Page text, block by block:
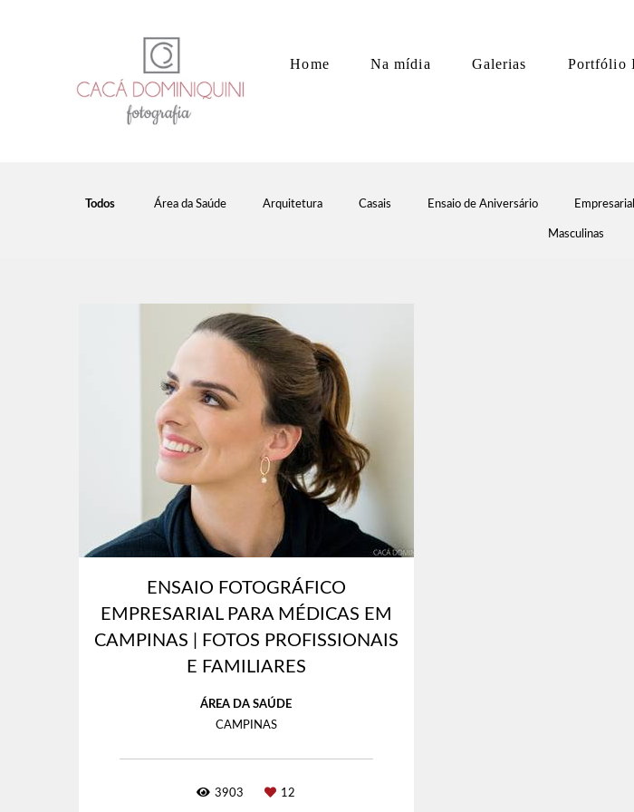
Home Na mídia Galerias Portfólio
Todos Área da Saúde Arquitetura Casais Ensaio de Aniversário Empresarial
Masculinas
ENSAIO FOTOGRÁFICO
EMPRESARIAL PARA MÉDICAS EM
CAMPINAS | FOTOS PROFISSIONAIS
E FAMILIARES
ÁREA DA SAÚDE
CAMPINAS
3903 12